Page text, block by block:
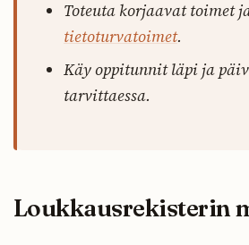
Toteuta korjaavat toimet
tietoturvatoimet.
Käy oppitunnit läpi ja
tarvittaessa.
Loukkausrekisterin